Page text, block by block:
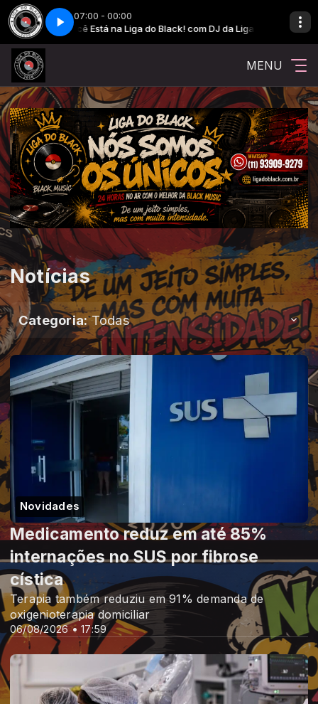
07:00 - 00:00
Você Está na Liga do Black! com DJ da LigaVocê Está na
Você Está na Liga do Black! com DJ da LigaVocê Está na
MENU
Notícias
Categoria: Todas
Novidades
06/08/2026 • 17:59
Medicamento reduz em até 85%
internações no SUS por fibrose
cística
Terapia também reduziu em 91% demanda de
oxigenioterapia domiciliar